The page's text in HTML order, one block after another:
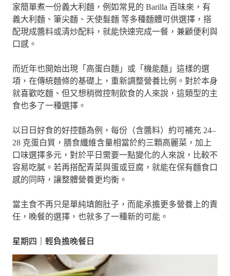
家簡單煮一份義大利麵，例如常見的 Barilla 百味來，有
義大利麵、筆尖麵、天使髮麵 等多種麵體可供選擇，搭
配現成醬料或清炒配料，就能快速完成一餐，兼顧便利與
口感。
而近年也開始出現「高蛋白麵」或「機能麵」這樣的選
項，在傳統麵條的基礎上，重新調整營養比例。對於本身
就喜歡吃麵、但又想稍微控制飲食的人來說，這類型的主
食也多了一種選擇。
以日日好食的好控麵為例，每份（含醬料）約可補充 24–
28 克蛋白質，膳食纖維含量相當於約三顆高麗菜，加上
口味選擇多元，對於平日需要一點變化的人來說，比較不
容易吃膩。若再搭配青菜與蛋或豆腐，就能在保有麵食口
感的同時，讓整體營養更均衡。
當主食不再只是單純填飽肚子，而能承擔更多營養上的責
任，晚餐的選擇，也就多了一種新的可能。
星期四｜輕負擔晚餐日